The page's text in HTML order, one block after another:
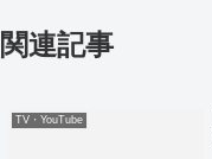
関連記事
TV・YouTube